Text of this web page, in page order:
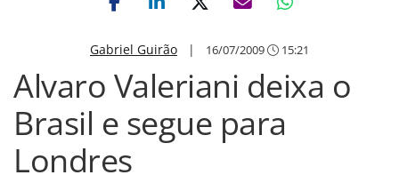
Gabriel Guirão | 16/07/2009 15:21
Alvaro Valeriani deixa o
Brasil e segue para
Londres